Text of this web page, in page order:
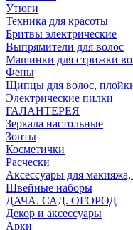
Утюги
Техника для красоты
Бритвы электрические
Выпрямители для волос
Машинки для стрижки
Фены
Щипцы для волос,
Электрические пилки
ГАЛАНТЕРЕЯ
Зеркала настольные
Зонты
Косметички
Расчески
Аксессуары для
Швейные наборы
ДАЧА. САД. ОГОРОД
Декор и аксессуары
Арки